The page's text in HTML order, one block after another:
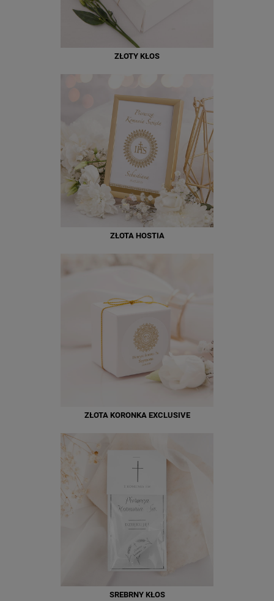
ZŁOTY KŁOS
ZŁOTA HOSTIA
ZŁOTA KORONKA EXCLUSIVE
SREBRNY KŁOS